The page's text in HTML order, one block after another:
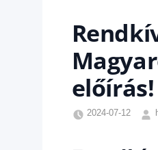
előírás!
2024-07-12